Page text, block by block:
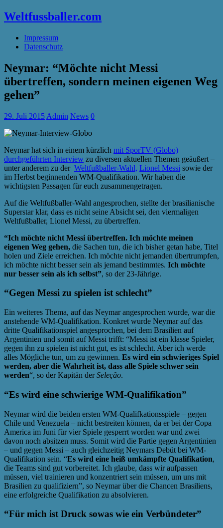
Weltfussballer.com
Impressum
Datenschutz
Neymar: “Möchte nicht Messi
übertreffen, sondern meinen eigenen Weg
gehen”
29. Juli 2015 Admin News 0
Neymar hat sich in einem kürzlich mit SporTV (Globo)
durchgeführten Interview zu diversen aktuellen Themen geäußert –
unter anderem zu der Weltfußballer-Wahl, Lionel Messi sowie der
im Herbst beginnenden WM-Qualifikation. Wir haben die
wichtigsten Passagen für euch zusammengetragen.
Auf die Weltfußballer-Wahl angesprochen, stellte der brasilianische
Superstar klar, dass es nicht seine Absicht sei, den viermaligen
Weltfußballer, Lionel Messi, zu übertreffen.
“Ich möchte nicht Messi übertreffen. Ich möchte meinen
eigenen Weg gehen, die Sachen tun, die ich bisher getan habe, Titel
holen und Ziele erreichen. Ich möchte nicht jemanden übertrumpfen,
ich möchte nicht besser sein als jemand bestimmtes. Ich möchte
nur besser sein als ich selbst”, so der 23-Jährige.
“Gegen Messi zu spielen ist schlecht”
Ein weiteres Thema, auf das Neymar angesprochen wurde, war die
anstehende WM-Qualifikation. Konkret wurde Neymar auf das
dritte Qualifikationspiel angesprochen, bei dem Brasilien auf
Argentinien und somit auf Messi trifft: “Messi ist ein klasse Spieler,
gegen ihn zu spielen ist nicht gut, es ist schlecht. Aber ich werde
alles Mögliche tun, um zu gewinnen. Es wird ein schwieriges Spiel
werden, aber die Wahrheit ist, dass alle Spiele schwer sein
werden“, so der Kapitän derSeleção.
“Es wird eine schwierige WM-Qualifikation”
Neymar wird die beiden ersten WM-Qualifkationsspiele – gegen
Chile und Venezuela – nicht bestreiten können, da er bei der Copa
America im Juni für vier Spiele gesperrt worden war und zwei
davon noch absitzen muss. Somit wird die Partie gegen Argentinien
– und gegen Messi – auch gleichzeitig Neymars Debüt bei WM-
Qualifikation sein. “Es wird eine heiß umkämpfte Qualifikation,
die Teams sind gut vorbereitet. Ich glaube, dass wir aufpassen
müssen, viel trainieren und konzentriert sein müssen, um uns mit
Brasilien zu qualifiziern”, so Neymar über die Chancen Brasiliens,
eine erfolgreiche Qualifikation zu absolvieren.
“Für mich ist Druck sowas wie ein Verbündeter”